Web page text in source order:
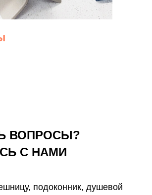
ВОПРОСЫ?
С НАМИ
подоконник, душевой